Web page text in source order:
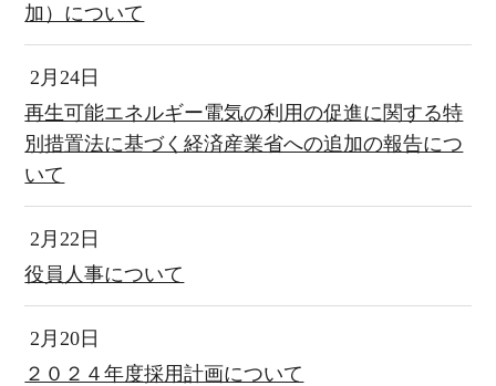
加）について
2月24日
再生可能エネルギー電気の利用の促進に関する特
別措置法に基づく経済産業省への追加の報告につ
いて
2月22日
役員人事について
2月20日
２０２４年度採用計画について